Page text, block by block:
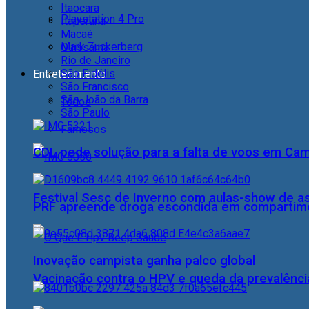
Playstation 4 Pro
Mark Zuckerberg
Entretenimento
Todos
Famosos
Festival Sesc de Inverno com aulas-show de
Vacinação contra o HPV e queda da
Itaocara
Itaperuna
Macaé
Quissamã
Rio de Janeiro
São Fidélis
São Francisco
São João da Barra
São Paulo
CDL pede solução para a falta de voos em
PRF apreende droga escondida em
Inovação campista ganha palco global